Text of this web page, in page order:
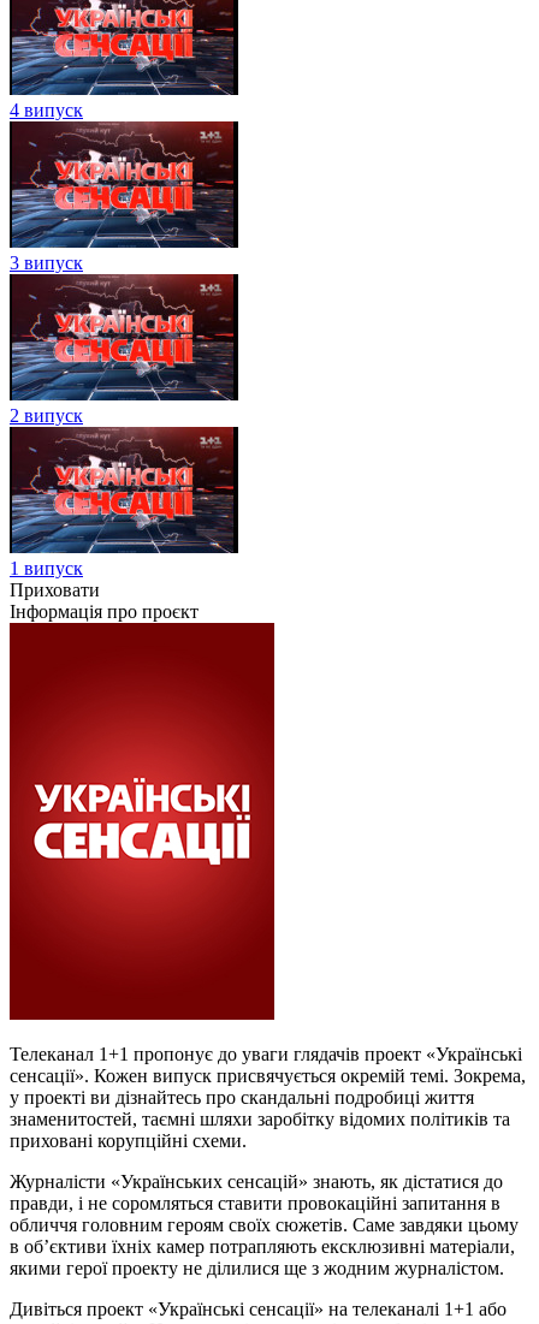
4 випуск
3 випуск
2 випуск
1 випуск
Приховати
Інформація про проєкт
Телеканал 1+1 пропонує до уваги глядачів проект «Українські
сенсації». Кожен випуск присвячується окремій темі. Зокрема,
у проекті ви дізнайтесь про скандальні подробиці життя
знаменитостей, таємні шляхи заробітку відомих політиків та
приховані корупційні схеми.
Журналісти «Українських сенсацій» знають, як дістатися до
правди, і не соромляться ставити провокаційні запитання в
обличчя головним героям своїх сюжетів. Саме завдяки цьому
в об’єктиви їхніх камер потрапляють ексклюзивні матеріали,
якими герої проекту не ділилися ще з жодним журналістом.
Дивіться проект «Українські сенсації» на телеканалі 1+1 або